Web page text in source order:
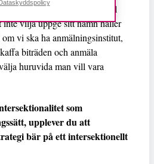
ändå inte kommer leda till
inte vilja uppge sitt namn håller
vi ska ha anmälningsinstitut,
biträden och anmäla
huruvida man vill vara
som
upplever du att
bär på ett intersektionellt